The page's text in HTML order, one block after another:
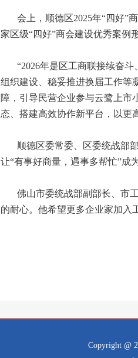
会上，顺德区2025年“四好”商
家区级“四好”商会建设优秀案例
“2026年是区工商联接续奋斗
组织建设、稳妥推进换届工作等
障，引导民营企业参与云鹭上市
态、搭建高效协作新平台，以更
顺德区委常委、区委统战部部
让“有事好商量，遇事多帮忙”成
佛山市委统战部副部长、市工
的耐心。他希望更多企业家加入
Copyright @